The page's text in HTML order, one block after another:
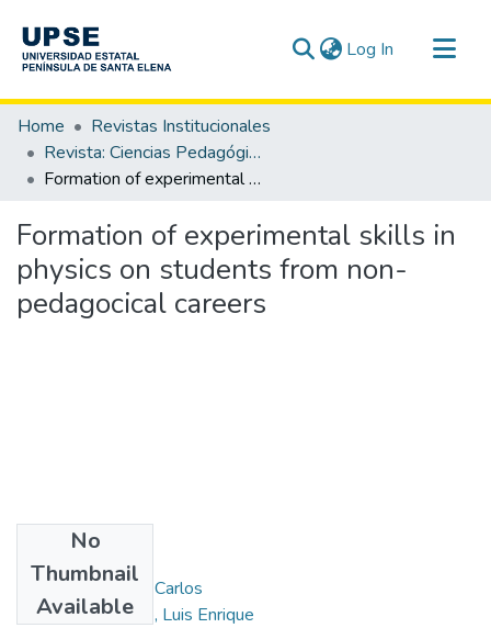
Log In (current)
Communities & Collections
All of DSpace
Statistics
Home
Revistas Institucionales
Revista: Ciencias Pedagógicas e Innovación - CPI / OAI-PMH
Formation of experimental skills in physics on students from non-pedagocical careers
Formation of experimental skills in
physics on students from non-
pedagocical careers
No
Thumbnail
Available
Authors
Martin Llano, Juan Carlos
Hernández Amaro, Luis Enrique